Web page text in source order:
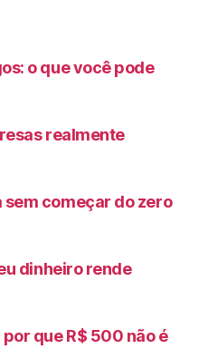
o que você pode
realmente
começar do zero
dinheiro rende
que R$ 500 não é